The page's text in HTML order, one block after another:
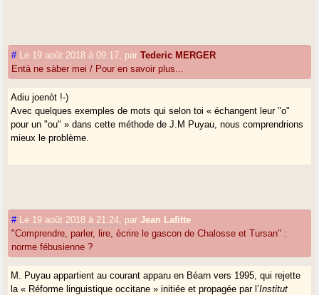
# Le 19 août 2018 à 09:17 parTederic MERGER
Entà ne sàber mei / Pour en savoir plus...
Adiu joenòt !-)
Avec quelques exemples de mots qui selon toi « échangent leur "o"
pour un "ou" » dans cette méthode de J.M Puyau, nous comprendrions
mieux le problème.
# Le 19 août 2018 à 21:24 parJean Lafitte
"Comprendre, parler, lire, écrire le gascon de Chalosse et Tursan" :
norme fébusienne ?
M. Puyau appartient au courant apparu en Béarn vers 1995, qui rejette
la « Réforme linguistique occitane » initiée et propagée par l’Institut